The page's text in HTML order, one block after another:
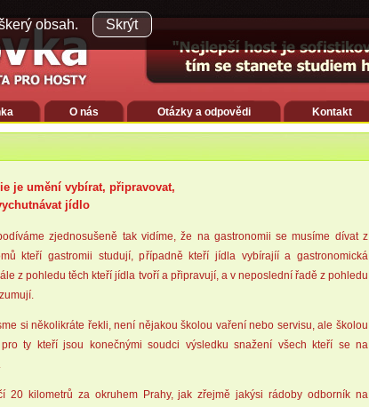
obsah. Skrýt
O nás Otázky a odpovědi Kontakt
je umění vybírat, připravovat,
jídlo
zjednosušeně tak vidíme, že na gastronomii se musíme dívat z
kteří gastromii studují, případně kteří jídla vybírajíí a gastronomická
z pohledu těch kteří jídla tvoří a připravují, a v neposlední řadě z pohledu
si několikráte řekli, není nějakou školou vaření nebo servisu, ale školou
ty kteří jsou konečnými soudci výsledku snažení všech kteří se na
20 kilometrů za okruhem Prahy, jak zřejmě jakýsi rádoby odborník na